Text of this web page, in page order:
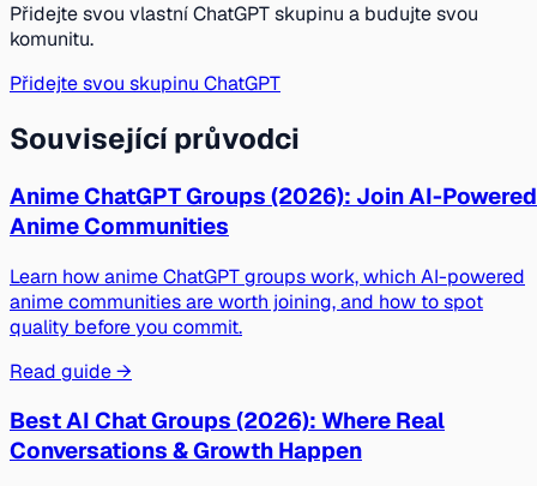
Přidejte svou vlastní ChatGPT skupinu a budujte svou
komunitu.
Přidejte svou skupinu ChatGPT
Související průvodci
Anime ChatGPT Groups (2026): Join AI-Powered
Anime Communities
Learn how anime ChatGPT groups work, which AI-powered
anime communities are worth joining, and how to spot
quality before you commit.
Read guide →
Best AI Chat Groups (2026): Where Real
Conversations & Growth Happen